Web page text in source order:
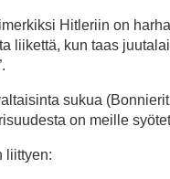
Hitleriin on
liikettä, kun taas
sukua
on meille
liittyen: